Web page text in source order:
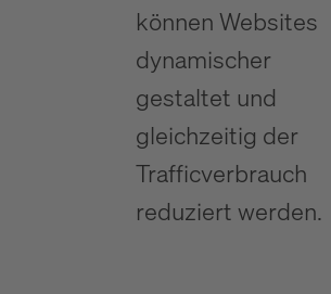
können Websites
dynamischer
gestaltet und
gleichzeitig der
Trafficverbrauch
reduziert werden.